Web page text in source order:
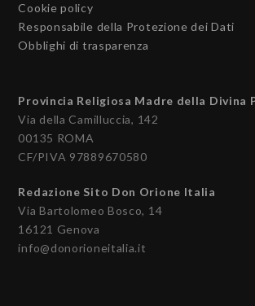
Cookie policy
Responsabile della Protezione dei Dati
Obblighi di trasparenza
Provincia Religiosa Madre della Divina
Via della Camilluccia, 142
00135 ROMA
CF/PIVA 97889670580
Redazione Sito Don Orione Italia
Via Bartolomeo Bosco, 14
16121 Genova
info@donorioneitalia.it